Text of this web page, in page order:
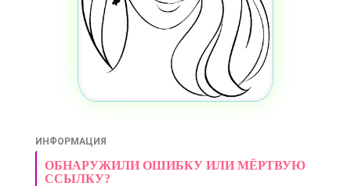
ИНФОРМАЦИЯ
ОБНАРУЖИЛИ ОШИБКУ ИЛИ МЁРТВУЮ
ССЫЛКУ?